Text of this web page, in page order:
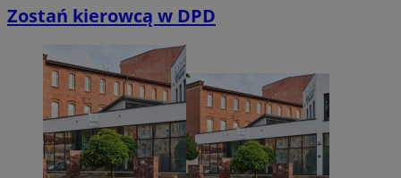
Zostań kierowcą w DPD